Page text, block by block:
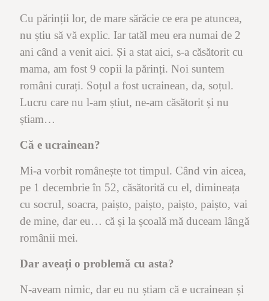
Cu părinții lor, de mare sărăcie ce era pe atuncea,
nu știu să vă explic. Iar tatăl meu era numai de 2
ani când a venit aici. Și a stat aici, s-a căsătorit cu
mama, am fost 9 copii la părinți. Noi suntem
români curați. Soțul a fost ucrainean, da, soțul.
Lucru care nu l-am știut, ne-am căsătorit și nu
știam…
Că e ucrainean?
Mi-a vorbit românește tot timpul. Când vin aicea,
pe 1 decembrie în 52, căsătorită cu el, dimineața
cu socrul, soacra, paișto, paișto, paișto, paișto, vai
de mine, dar eu… că și la școală mă duceam lângă
românii mei.
Dar aveați o problemă cu asta?
N-aveam nimic, dar eu nu știam că e ucrainean și